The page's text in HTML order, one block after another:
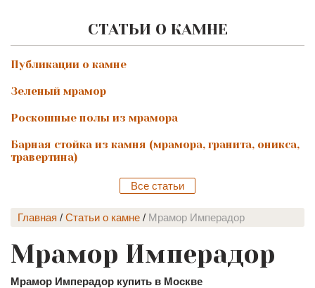
СТАТЬИ О КАМНЕ
Публикации о камне
Зеленый мрамор
Роскошные полы из мрамора
Барная стойка из камня (мрамора, гранита, оникса,
травертина)
Все статьи
Главная / Статьи о камне / Мрамор Имперадор
Мрамор Имперадор
Мрамор Имперадор купить в Москве